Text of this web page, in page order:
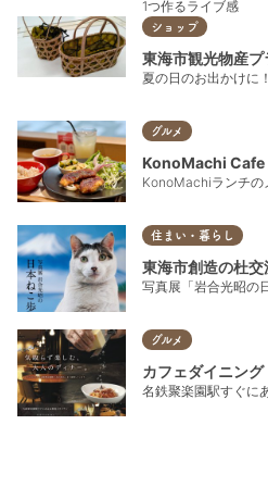
1つ作るライブ感
ショップ
東海市観光物産プ
夏の日のお出かけに！
グルメ
KonoMachi Cafe
KonoMachiランチの
住まい・暮らし
東海市創造の杜交
写真展「岩合光昭の
グルメ
カフェダイニン
名鉄聚楽園駅すぐに